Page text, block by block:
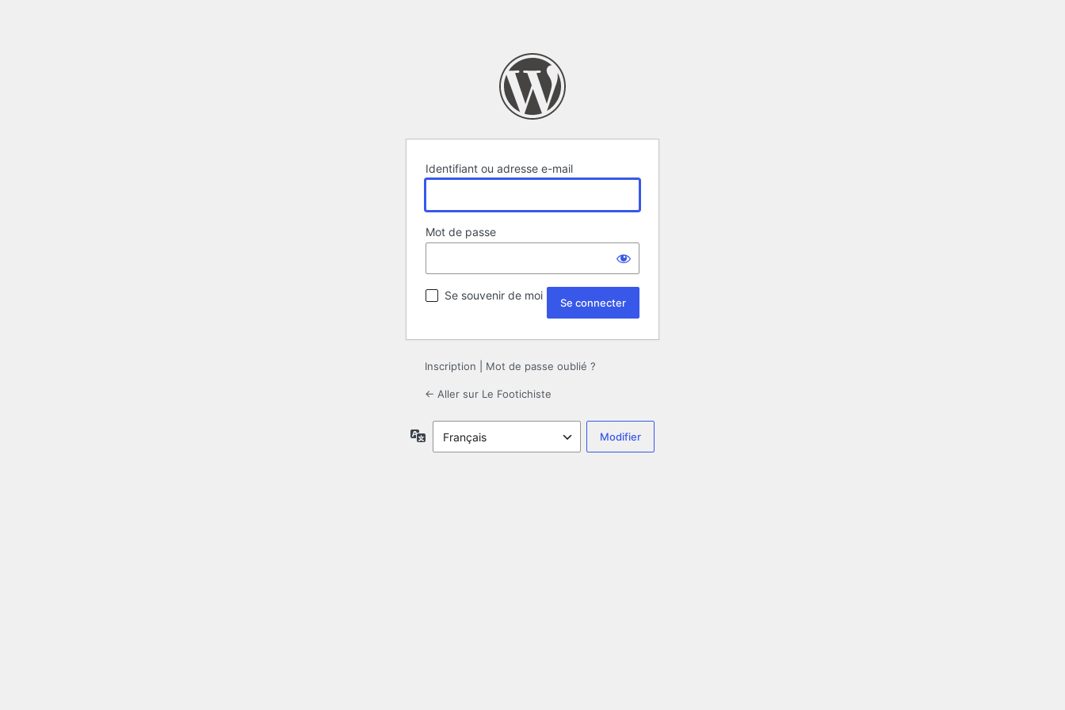
Identifiant ou adresse e-mail
Mot de passe
Se souvenir de moi
Inscription Mot de passe oublié ?
← Aller sur Le Footichiste
Langue